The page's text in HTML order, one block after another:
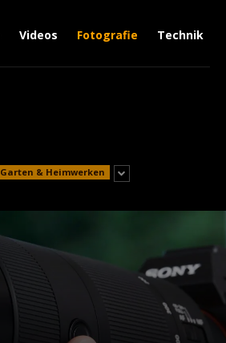
Videos Fotografie Technik
Garten & Heimwerken